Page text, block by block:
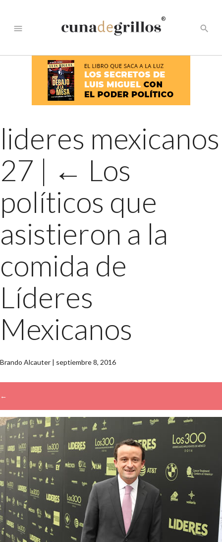
menu
®
search
lideres mexicanos
27 | ← Los
políticos que
asistieron a la
comida de
Líderes
Mexicanos
Brando Alcauter | septiembre 8, 2016
←
→